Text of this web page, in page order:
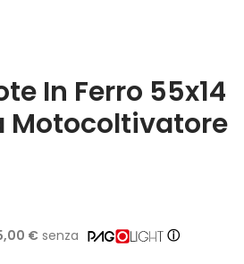
In Ferro 55x14
Motocoltivatore
€ senza
ⓘ